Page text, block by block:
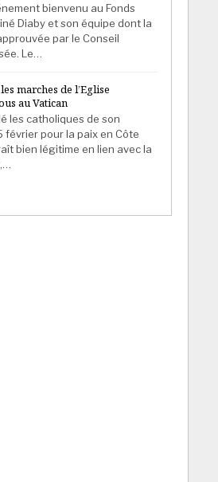
bienvenu au Fonds
Diaby et son équipe dont la
par le Conseil
Le…
marches de l’Eglise
au Vatican
les catholiques de son
février pour la paix en Côte
bien légitime en lien avec la